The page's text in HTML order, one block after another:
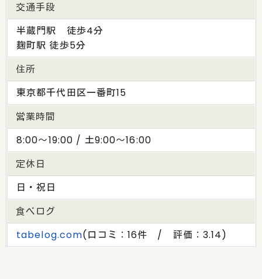
交通手段
半蔵門駅 徒歩4分
麹町駅 徒歩5分
住所
東京都千代田区一番町15
営業時間
8:00～19:00 / 土9:00～16:00
定休日
日・祝日
食べログ
tabelog.com(口コミ：16件 / 評価：3.14)